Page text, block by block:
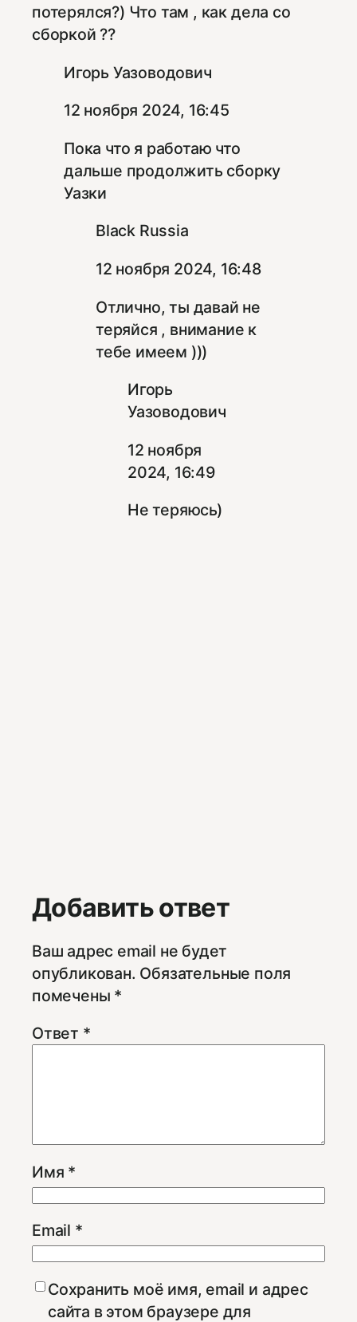
потерялся?) Что там , как дела со
сборкой ??
Игорь Уазоводович
12 ноября 2024, 16:45
Пока что я работаю что
дальше продолжить сборку
Уазки
Black Russia
12 ноября 2024, 16:48
Отлично, ты давай не
теряйся , внимание к
тебе имеем )))
Игорь
Уазоводович
12 ноября
2024, 16:49
Не теряюсь)
Добавить ответ
Ваш адрес email не будет
опубликован. Обязательные поля
помечены *
Ответ *
Имя *
Email *
Сохранить моё имя, email и адрес
сайта в этом браузере для